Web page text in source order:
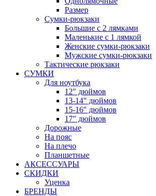
Размер
Сумки-рюкзаки
Большие с 2 лямками
Маленькие с 1 лямкой
Женские сумки-рюкзаки
Мужские сумки-рюкзаки
Тактические рюкзаки
СУМКИ
Для ноутбука
12" дюймов
13-14" дюймов
15-16" дюймов
17" дюймов
Дорожные
На пояс
На плечо
Планшетные
АКСЕССУАРЫ
СКИДКИ
Уценка
БРЕНДЫ